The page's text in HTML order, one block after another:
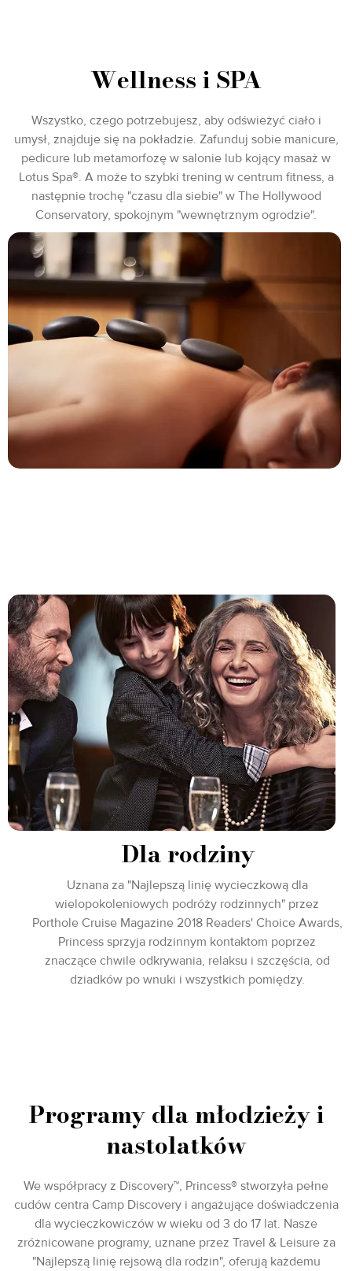
Wellness i SPA
Wszystko, czego potrzebujesz, aby odświeżyć ciało i
umysł, znajduje się na pokładzie. Zafunduj sobie manicure,
pedicure lub metamorfozę w salonie lub kojący masaż w
Lotus Spa®. A może to szybki trening w centrum fitness, a
następnie trochę "czasu dla siebie" w The Hollywood
Conservatory, spokojnym "wewnętrznym ogrodzie".
Dla rodziny
Uznana za "Najlepszą linię wycieczkową dla
wielopokoleniowych podróży rodzinnych" przez
Porthole Cruise Magazine 2018 Readers' Choice Awards,
Princess sprzyja rodzinnym kontaktom poprzez
znaczące chwile odkrywania, relaksu i szczęścia, od
dziadków po wnuki i wszystkich pomiędzy.
Programy dla młodzieży i
nastolatków
We współpracy z Discovery™, Princess® stworzyła pełne
cudów centra Camp Discovery i angażujące doświadczenia
dla wycieczkowiczów w wieku od 3 do 17 lat. Nasze
zróżnicowane programy, uznane przez Travel & Leisure za
"Najlepszą linię rejsową dla rodzin", oferują każdemu